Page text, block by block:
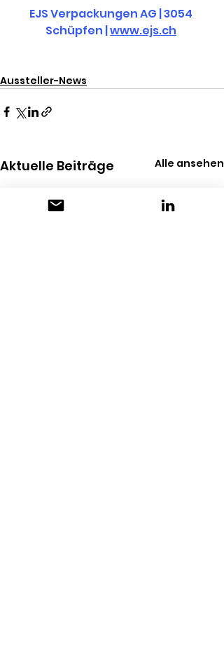
EJS Verpackungen AG | 3054
Schüpfen | www.ejs.ch
Aussteller-News
Aktuelle Beiträge Alle ansehen